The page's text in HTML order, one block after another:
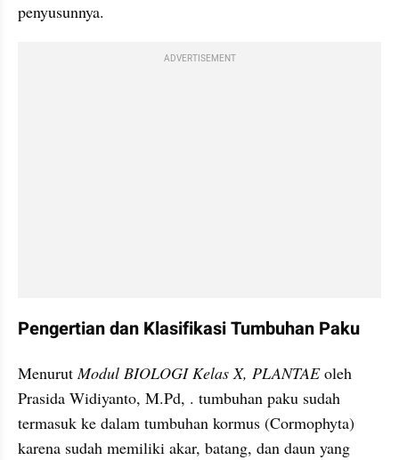
penyusunnya.
ADVERTISEMENT
Pengertian dan Klasifikasi Tumbuhan Paku
Menurut Modul BIOLOGI Kelas X, PLANTAE oleh
Prasida Widiyanto, M.Pd, . tumbuhan paku sudah
termasuk ke dalam tumbuhan kormus (Cormophyta)
karena sudah memiliki akar, batang, dan daun yang